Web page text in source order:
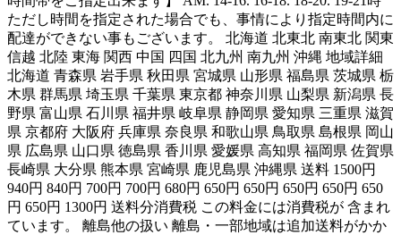
ただし時間を指定された場合でも、事情により指定時間内に
配達ができない事もございます。 北海道 北東北 南東北 関東
信越 北陸 東海 関西 中国 四国 北九州 南九州 沖縄 地域詳細
北海道 青森県 岩手県 秋田県 宮城県 山形県 福島県 茨城県 栃
木県 群馬県 埼玉県 千葉県 東京都 神奈川県 山梨県 新潟県 長
野県 富山県 石川県 福井県 岐阜県 静岡県 愛知県 三重県 滋賀
県 京都府 大阪府 兵庫県 奈良県 和歌山県 鳥取県 島根県 岡山
県 広島県 山口県 徳島県 香川県 愛媛県 高知県 福岡県 佐賀県
長崎県 大分県 熊本県 宮崎県 鹿児島県 沖縄県 送料 1500円
940円 840円 700円 700円 680円 650円 650円 650円 650円 650
円 650円 1300円 送料分消費税 この料金には消費税が 含まれ
ています。 離島他の扱い 離島・一部地域は追加送料がかか